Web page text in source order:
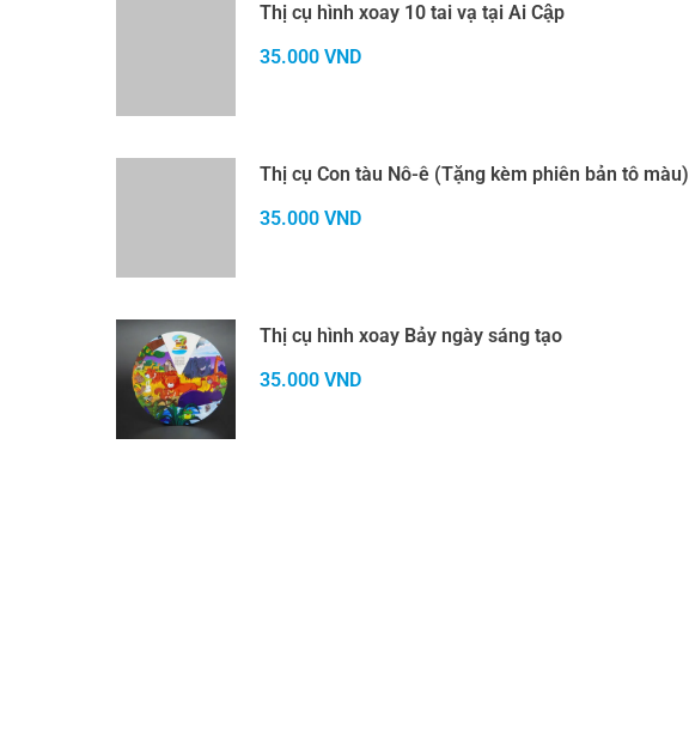
Thị cụ hình xoay 10 tai vạ tại Ai Cập
35.000 VND
Thị cụ Con tàu Nô-ê (Tặng kèm phiên bản tô màu)
35.000 VND
Thị cụ hình xoay Bảy ngày sáng tạo
35.000 VND